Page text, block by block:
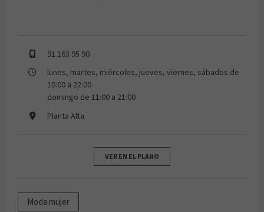
91 163 95 90
lunes, martes, miércoles, jueves, viernes, sábados de
10:00 a 22:00
domingo de 11:00 a 21:00
Planta Alta
VER EN EL PLANO
Moda mujer